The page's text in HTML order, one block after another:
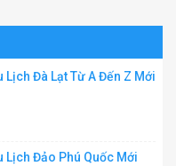
Lịch Đà Lạt Từ A Đến Z Mới
Lịch Đảo Phú Quốc Mới